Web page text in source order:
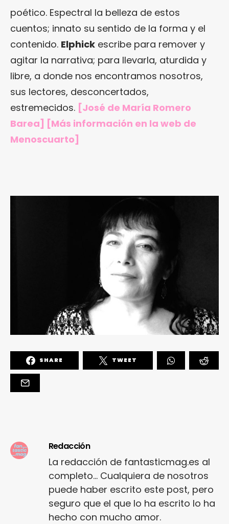
poético. Espectral la belleza de estos
cuentos; innato su sentido de la forma y el
contenido. Elphick escribe para remover y
agitar la narrativa; para llevarla, aturdida y
libre, a donde nos encontramos nosotros,
sus lectores, desconcertados,
estremecidos. [José de María Romero
Barea] [Más información en la web de
Menoscuarto]
SHARE TWEET
Redacción
La redacción de fantasticmag.es al
completo... Cualquiera de nosotros
puede haber escrito este post, pero
seguro que el que lo ha escrito lo ha
hecho con mucho amor.